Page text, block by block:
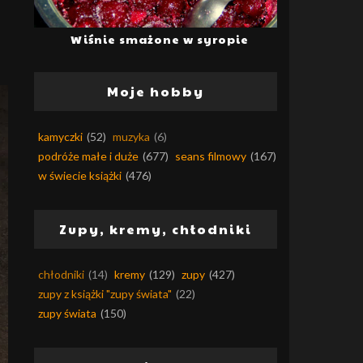
Wiśnie smażone w syropie
Moje hobby
kamyczki (52) muzyka (6)
podróże małe i duże (677) seans filmowy (167)
w świecie książki (476)
Zupy, kremy, chłodniki
chłodniki (14) kremy (129) zupy (427)
zupy z książki "zupy świata" (22)
zupy świata (150)